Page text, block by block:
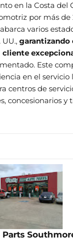
en la Costa del
por más de
varios
UU., garantizando
cliente
Este
en el
centros de
concesionarios y